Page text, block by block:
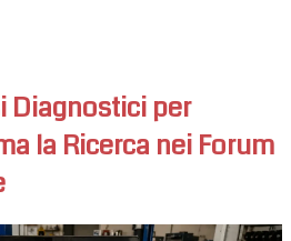
Diagnostici per
la Ricerca nei Forum